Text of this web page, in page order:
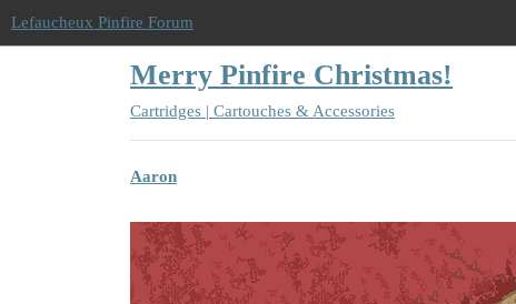
Lefaucheux Pinfire Forum
Merry Pinfire Christmas!
Cartridges | Cartouches & Accessories
Aaron